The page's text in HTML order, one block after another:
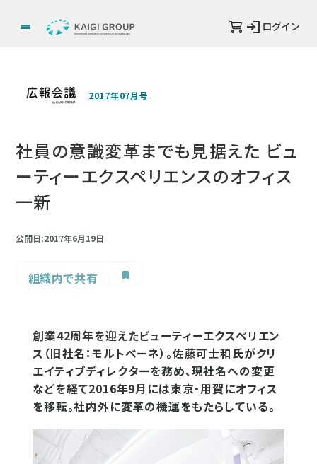
ログイン
2017年07月号
社員の意識変革までも見据えた ビュ
ーティーエクスペリエンスのオフィス
一新
公開日:2017年6月19日
組織内で共有
創業42周年を迎えたビューティーエクスペリエン
ス（旧社名：モルトベーネ）。佐藤可士和氏がクリ
エイティブディレクターを務め、現社名への変更
などを経て2016年9月には東京・用賀にオフィス
を移転。社内外に変革の機運をもたらしている。